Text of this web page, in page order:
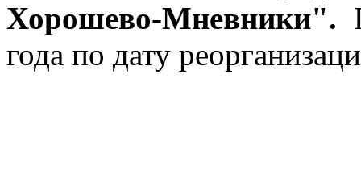
Хорошево-Мневники".
года по дату